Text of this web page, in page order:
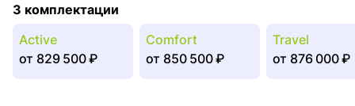
3 комплектации
Active
от 829 500 ₽
Comfort
от 850 500 ₽
Travel
от 876 000 ₽